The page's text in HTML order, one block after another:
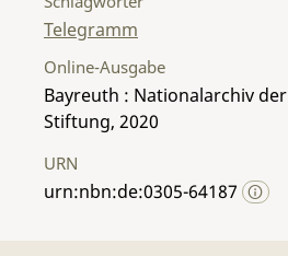
Telegramm
Online-Ausgabe
Bayreuth : Nationalarchiv
Stiftung, 2020
URN
urn:nbn:de:0305-64187